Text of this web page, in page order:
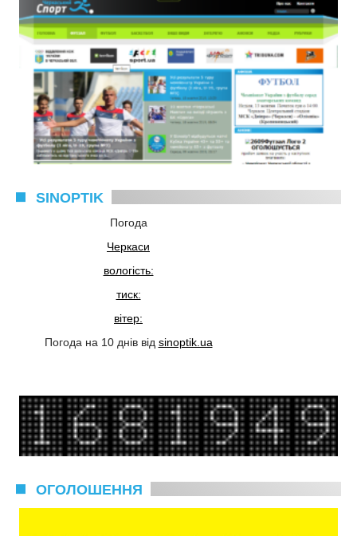
SINOPTIK
Погода
Черкаси
вологість:
тиск:
вітер:
Погода на 10 днів від sinoptik.ua
ОГОЛОШЕННЯ